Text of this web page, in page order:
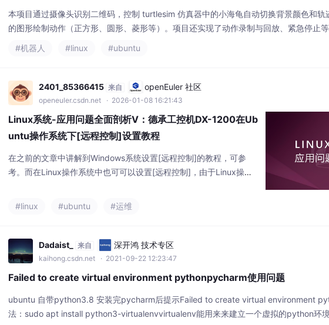
本项目通过摄像头识别二维码，控制 turtlesim 仿真器中的小海龟自动切换背景颜色和轨
的图形绘制动作（正方形、圆形、菱形等）。项目还实现了动作录制与回放、紧急停止
S 初学者学习。我的项目开源地址：https://github.com/yyyw-w/ros-turtle-projects.git
#机器人 #linux #ubuntu
2401_85366415 来自 openEuler 社区
openeuler.csdn.net · 2026-01-08 16:21:43
Linux系统-应用问题全面剖析Ⅴ：德承工控机DX-1200在Ub
untu操作系统下[远程控制]设置教程
在之前的文章中讲解到Windows系统设置[远程控制]的教程，可参
考。而在Linux操作系统中也可可以设置[远程控制]，由于Linux操作
文教程将详细说明在Ubuntu操作系统下设置[远程控制]的步骤。AMT
修改及
#linux #ubuntu #运维
Dadaist_ 来自 深开鸿 技术专区
kaihong.csdn.net · 2021-09-22 12:23:47
Failed to create virtual environment pythonpycharm使用问题
ubuntu 自带python3.8 安装完pycharm后提示Failed to create virtual environment
法：sudo apt install python3-virtualenvvirtualenv能用来来建立一个虚拟的python环